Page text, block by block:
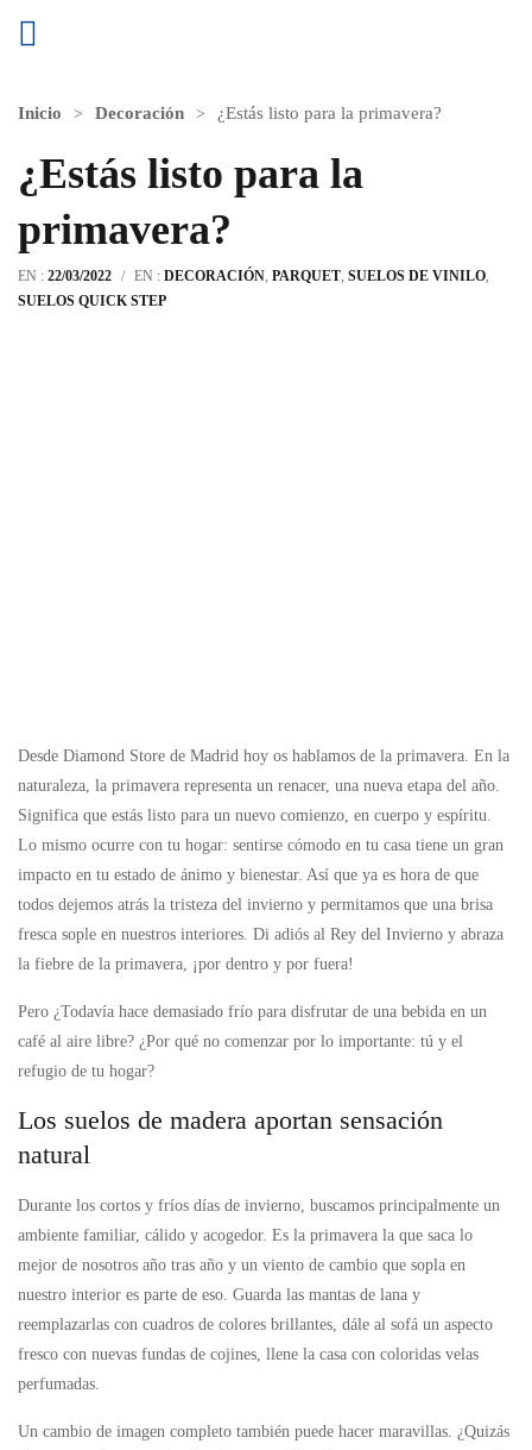
Inicio Decoración ¿Estás listo para la primavera?
¿Estás listo para la
primavera?
EN : 22/03/2022 / EN : DECORACIÓN, PARQUET, SUELOS DE VINILO,
SUELOS QUICK STEP
Desde Diamond Store de Madrid hoy os hablamos de la primavera. En la
naturaleza, la primavera representa un renacer, una nueva etapa del año.
Significa que estás listo para un nuevo comienzo, en cuerpo y espíritu.
Lo mismo ocurre con tu hogar: sentirse cómodo en tu casa tiene un gran
impacto en tu estado de ánimo y bienestar. Así que ya es hora de que
todos dejemos atrás la tristeza del invierno y permitamos que una brisa
fresca sople en nuestros interiores. Di adiós al Rey del Invierno y abraza
la fiebre de la primavera, ¡por dentro y por fuera!
Pero ¿Todavía hace demasiado frío para disfrutar de una bebida en un
café al aire libre? ¿Por qué no comenzar por lo importante: tú y el
refugio de tu hogar?
Los suelos de madera aportan sensación
natural
Durante los cortos y fríos días de invierno, buscamos principalmente un
ambiente familiar, cálido y acogedor. Es la primavera la que saca lo
mejor de nosotros año tras año y un viento de cambio que sopla en
nuestro interior es parte de eso. Guarda las mantas de lana y
reemplazarlas con cuadros de colores brillantes, dále al sofá un aspecto
fresco con nuevas fundas de cojines, llene la casa con coloridas velas
perfumadas.
Un cambio de imagen completo también puede hacer maravillas. ¿Quizás